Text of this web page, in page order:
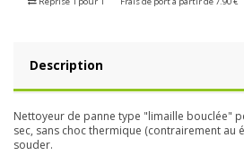
Description
Nettoyeur de panne type "limaille bouclée"
sec, sans choc thermique (contrairement au
souder.